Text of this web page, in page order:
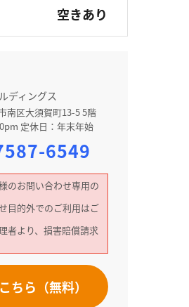
空きあり
ディングス
南区大須賀町13-5 5階
定休日：年末年始
6549
のお問い合わせ専用の
目的外でのご利用はご
者より、損害賠償請求
ちら（無料）